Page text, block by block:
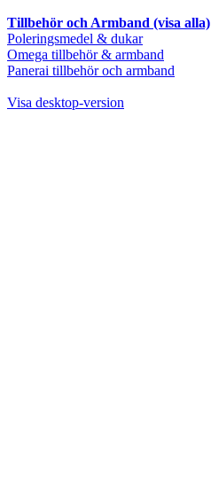
Tillbehör och Armband (visa alla)
Poleringsmedel & dukar
Omega tillbehör & armband
Panerai tillbehör och armband
Visa desktop-version